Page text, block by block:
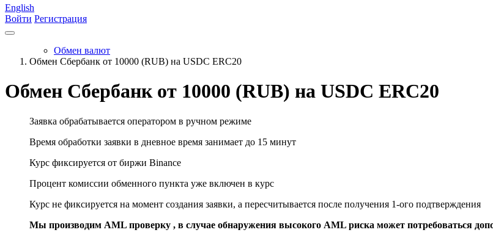
English
Войти Регистрация
Обмен валют
Обмен Сбербанк от 10000 (RUB) на USDC ERC20
Обмен Сбербанк от 10000 (RUB) на USDC ERC20
Заявка обрабатывается оператором в ручном режиме
Время обработки заявки в дневное время занимает до 15 минут
Курс фиксируется от биржи Binance
Процент комиссии обменного пункта уже включен в курс
Курс не фиксируется на момент создания заявки, а пересчитывается после получения 1-ого подтверждения
Мы производим AML проверку , в случае обнаружения высокого AML риска может потребоваться